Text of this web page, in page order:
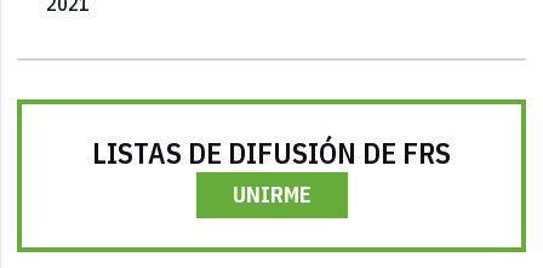
LISTAS DE DIFUSIÓN DE FRS
UNIRME